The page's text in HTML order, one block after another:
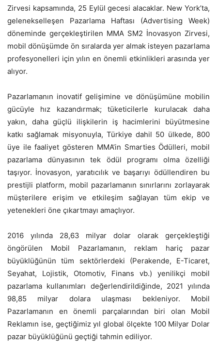
Zirvesi kapsamında, 25 Eylül gecesi alacaklar. New York’ta,
gelenekselleşen Pazarlama Haftası (Advertising Week)
döneminde gerçekleştirilen MMA SM2 İnovasyon Zirvesi,
mobil dönüşümde ön sıralarda yer almak isteyen pazarlama
profesyonelleri için yılın en önemli etkinlikleri arasında yer
alıyor.
Pazarlamanın inovatif gelişimine ve dönüşümüne mobilin
gücüyle hız kazandırmak; tüketicilerle kurulacak daha
yakın, daha güçlü ilişkilerin iş hacimlerini büyütmesine
katkı sağlamak misyonuyla, Türkiye dahil 50 ülkede, 800
üye ile faaliyet gösteren MMA’in Smarties Ödülleri, mobil
pazarlama dünyasının tek ödül programı olma özelliği
taşıyor. İnovasyon, yaratıcılık ve başarıyı ödüllendiren bu
prestijli platform, mobil pazarlamanın sınırlarını zorlayarak
müşterilere erişim ve etkileşim sağlayan tüm ekip ve
yetenekleri öne çıkartmayı amaçlıyor.
2016 yılında 28,63 milyar dolar olarak gerçekleştiği
öngörülen Mobil Pazarlamanın, reklam hariç pazar
büyüklüğünün tüm sektörlerdeki (Perakende, E-Ticaret,
Seyahat, Lojistik, Otomotiv, Finans vb.) yenilikçi mobil
pazarlama kullanımları değerlendirildiğinde, 2021 yılında
98,85 milyar dolara ulaşması bekleniyor. Mobil
Pazarlamanın en önemli parçalarından biri olan Mobil
Reklamın ise, geçtiğimiz yıl global ölçekte 100 Milyar Dolar
pazar büyüklüğünü geçtiği tahmin ediliyor.